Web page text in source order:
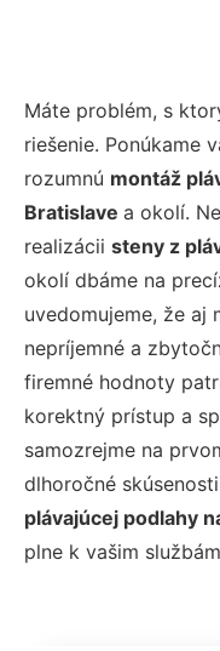
Máte problém, s
riešenie. Ponúkame
rozumnú montáž
Bratislave a okolí.
realizácii steny z
okolí dbáme na
uvedomujeme, že aj
nepríjemné a
firemné hodnoty
korektný prístup a
samozrejme na
dlhoročné
plávajúcej podlahy
plne k vašim